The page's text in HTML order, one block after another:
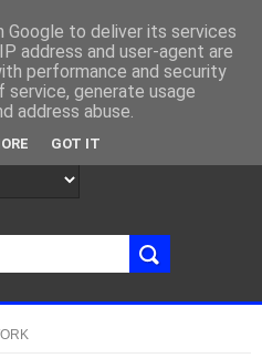
Google to deliver its services
address and user-agent are
performance and security
generate usage
address abuse.
GOT IT